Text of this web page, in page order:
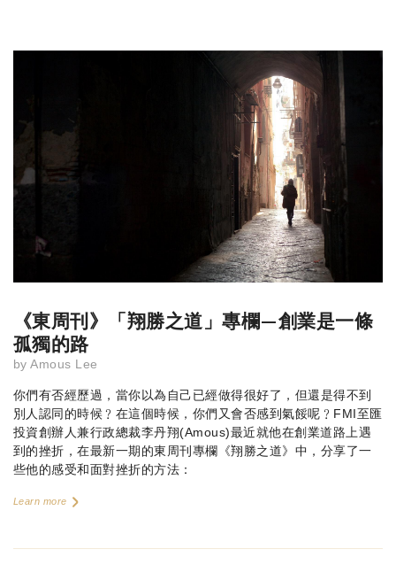
《東周刊》「翔勝之道」專欄—創業是一條
孤獨的路
by Amous Lee
你們有否經歷過，當你以為自己已經做得很好了，但還是得不到
別人認同的時候﹖在這個時候，你們又會否感到氣餒呢﹖FMI至匯
投資創辦人兼行政總裁李丹翔(Amous)最近就他在創業道路上遇
到的挫折，在最新一期的東周刊專欄《翔勝之道》中，分享了一
些他的感受和面對挫折的方法：
Learn more